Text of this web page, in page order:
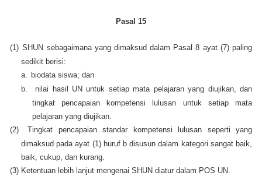
Pasal 15
(1) SHUN sebagaimana yang dimaksud dalam Pasal 8 ayat (7) paling
sedikit berisi:
a.
biodata siswa; dan
b.
nilai hasil UN untuk setiap mata pelajaran yang diujikan, dan
tingkat pencapaian kompetensi lulusan untuk setiap mata
pelajaran yang diujikan.
(2)
Tingkat pencapaian standar kompetensi lulusan seperti yang
dimaksud pada ayat (1) huruf b disusun dalam kategori sangat baik,
baik, cukup, dan kurang.
(3) Ketentuan lebih lanjut mengenai SHUN diatur dalam POS UN.